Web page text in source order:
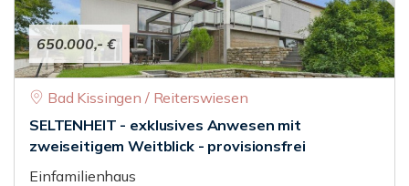
650.000,- €
Bad Kissingen / Reiterswiesen
SELTENHEIT - exklusives Anwesen mit
zweiseitigem Weitblick - provisionsfrei
Einfamilienhaus